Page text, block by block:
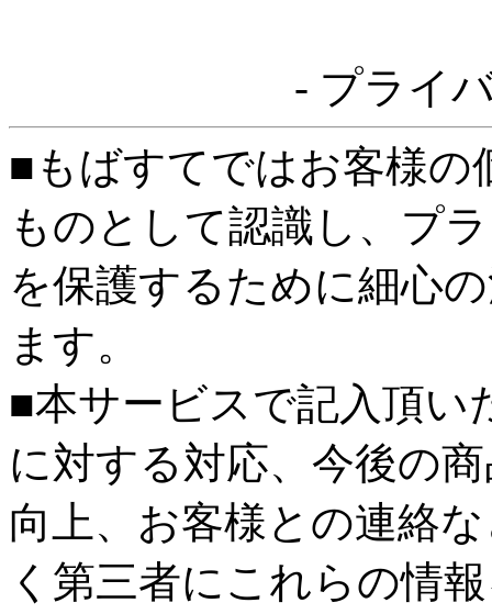
- プライ
■もばすてではお客様の
ものとして認識し、プ
を保護するために細心
ます。
■本サービスで記入頂い
に対する対応、今後の
向上、お客様との連絡
く第三者にこれらの情